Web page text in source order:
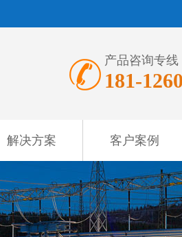
产品咨询专线
181-
解决方案 客户案例